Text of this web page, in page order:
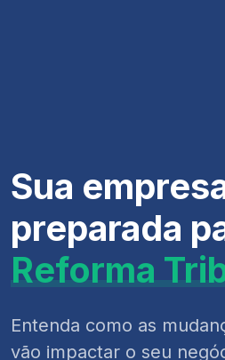
Sua
preparada
Reforma
Entenda como as
vão impactar o seu